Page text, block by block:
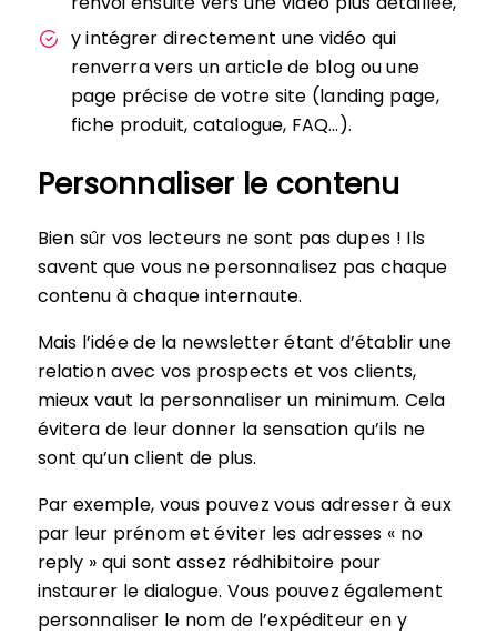
y intégrer directement une vidéo qui
renverra vers un article de blog ou une
page précise de votre site (landing page,
fiche produit, catalogue, FAQ…).
Personnaliser le contenu
Bien sûr vos lecteurs ne sont pas dupes ! Ils
savent que vous ne personnalisez pas chaque
contenu à chaque internaute.
Mais l’idée de la newsletter étant d’établir une
relation avec vos prospects et vos clients,
mieux vaut la personnaliser un minimum. Cela
évitera de leur donner la sensation qu’ils ne
sont qu’un client de plus.
Par exemple, vous pouvez vous adresser à eux
par leur prénom et éviter les adresses « no
reply » qui sont assez rédhibitoire pour
instaurer le dialogue. Vous pouvez également
personnaliser le nom de l’expéditeur en y